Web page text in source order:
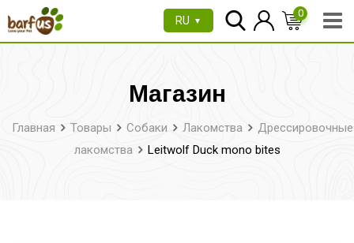
Перейти
RU ▼
0
Магазин
Главная Товары Собаки Лакомства
Дрессировочные
лакомства
Leitwolf Duck mono bites